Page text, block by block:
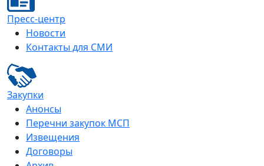
Пресс-центр
Новости
Контакты для СМИ
Закупки
Анонсы
Перечни закупок МСП
Извещения
Договоры